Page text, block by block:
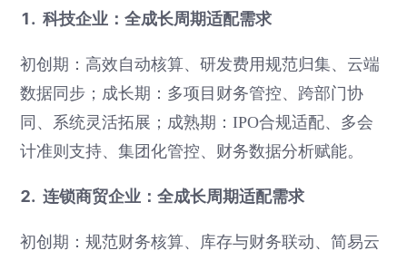
1. 科技企业：全成长周期适配需求
初创期：高效自动核算、研发费用规范归集、云端
数据同步；成长期：多项目财务管控、跨部门协
同、系统灵活拓展；成熟期：IPO合规适配、多会
计准则支持、集团化管控、财务数据分析赋能。
2. 连锁商贸企业：全成长周期适配需求
初创期：规范财务核算、库存与财务联动、简易云